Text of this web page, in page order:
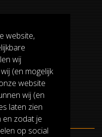
website,
wij
(en mogelijk
website
wij (en
laten zien
en zodat je
op social